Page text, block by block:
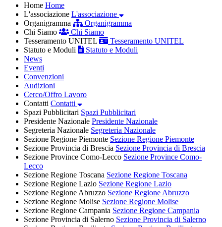
Home Home
L'associazione L'associazione
Organigramma
Organigramma
Chi Siamo
Chi Siamo
Tesseramento UNITEL
Tesseramento UNITEL
Statuto e Moduli
Statuto e Moduli
News
Eventi
Convenzioni
Audizioni
Cerco/Offro Lavoro
Contatti Contatti
Spazi Pubblicitari Spazi Pubblicitari
Presidente Nazionale Presidente Nazionale
Segreteria Nazionale Segreteria Nazionale
Sezione Regione Piemonte Sezione Regione Piemonte
Sezione Provincia di Brescia Sezione Provincia di Brescia
Sezione Province Como-Lecco Sezione Province Como-
Lecco
Sezione Regione Toscana Sezione Regione Toscana
Sezione Regione Lazio Sezione Regione Lazio
Sezione Regione Abruzzo Sezione Regione Abruzzo
Sezione Regione Molise Sezione Regione Molise
Sezione Regione Campania Sezione Regione Campania
Sezione Provincia di Salerno Sezione Provincia di Salerno